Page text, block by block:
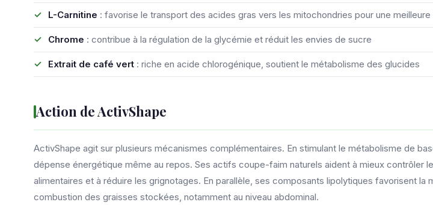
L-Carnitine : favorise le transport des acides gras vers les mitochondries pour une
Chrome : contribue à la régulation de la glycémie et réduit les envies de sucre
Extrait de café vert : riche en acide chlorogénique, soutient le métabolisme des glucides
Action de ActivShape
ActivShape agit sur plusieurs mécanismes complémentaires. En stimulant le métabolisme de
dépense énergétique même au repos. Ses actifs coupe-faim naturels aident à mieux contrôler
alimentaires et à réduire les grignotages. En parallèle, ses composants lipolytiques favorisent la
combustion des graisses stockées, notamment au niveau abdominal.